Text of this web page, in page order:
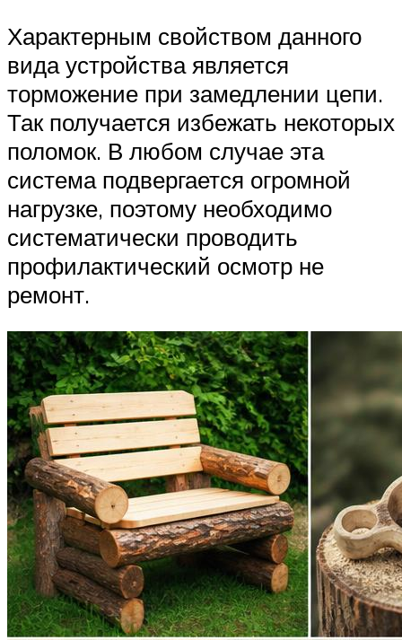
Характерным свойством данного
вида устройства является
торможение при замедлении цепи.
Так получается избежать некоторых
поломок. В любом случае эта
система подвергается огромной
нагрузке, поэтому необходимо
систематически проводить
профилактический осмотр не
ремонт.